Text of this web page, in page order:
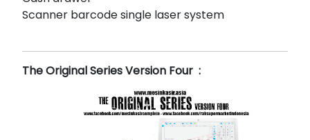
Scanner barcode single laser system
The Original Series Version Four :